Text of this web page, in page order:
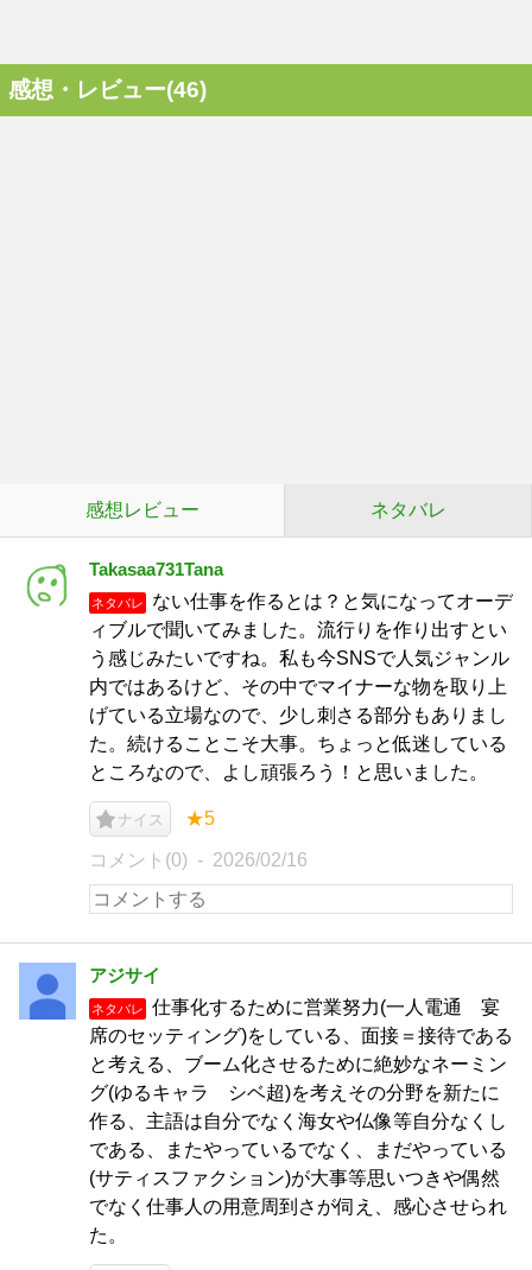
感想・レビュー(46)
感想レビュー ネタバレ
Takasaa731Tana
ネタバレ
ない仕事を作るとは？と気になってオーデ
ィブルで聞いてみました。流行りを作り出すとい
う感じみたいですね。私も今SNSで人気ジャンル
内ではあるけど、その中でマイナーな物を取り上
げている立場なので、少し刺さる部分もありまし
た。続けることこそ大事。ちょっと低迷している
ところなので、よし頑張ろう！と思いました。
ナイス ★5
コメント(0) 2026/02/16
アジサイ
ネタバレ
仕事化するために営業努力(一人電通 宴
席のセッティング)をしている、面接＝接待である
と考える、ブーム化させるために絶妙なネーミン
グ(ゆるキャラ シベ超)を考えその分野を新たに
作る、主語は自分でなく海女や仏像等自分なくし
である、またやっているでなく、まだやっている
(サティスファクション)が大事等思いつきや偶然
でなく仕事人の用意周到さが伺え、感心させられ
た。